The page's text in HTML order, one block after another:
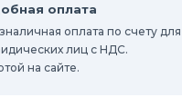
оплата
оплата по счету для
лиц с НДС.
на сайте.